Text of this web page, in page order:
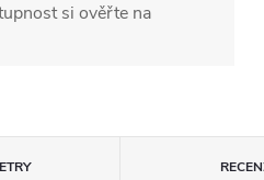
si ověřte na